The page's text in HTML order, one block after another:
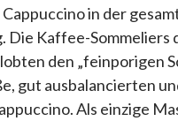
in der
Die Kaffee-Sommeliers
den „feinporigen
gut ausbalancierten
Als einzige